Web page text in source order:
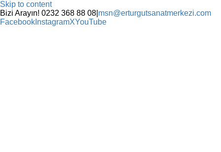
Skip to content
Bizi Arayın! 0232 368 88 08 msn@erturgutsanatmerkezi.com
Facebook InstagramXYouTube